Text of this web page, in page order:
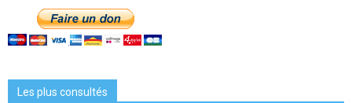
Les plus consultés